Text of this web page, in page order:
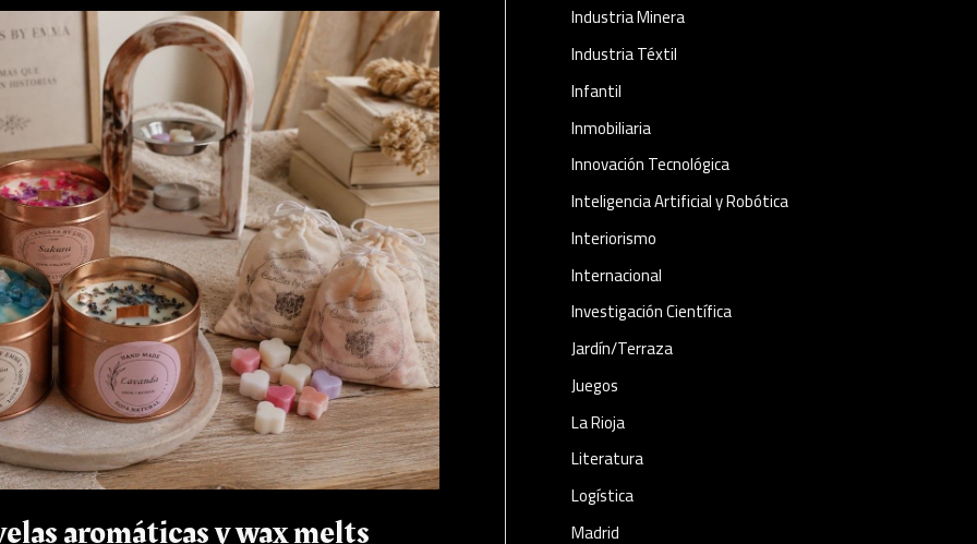
aromáticas y wax melts
Industria Minera
Industria Téxtil
Infantil
Inmobiliaria
Innovación Tecnológica
Inteligencia Artificial y Robótica
Interiorismo
Internacional
Investigación Científica
Jardín/Terraza
Juegos
La Rioja
Literatura
Logística
Madrid